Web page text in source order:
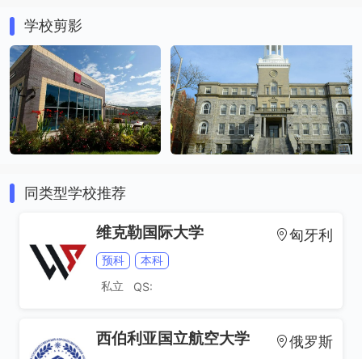
学校剪影
同类型学校推荐
维克勒国际大学 匈牙利
预科
本科
私立
QS:
西伯利亚国立航空大学 俄罗斯